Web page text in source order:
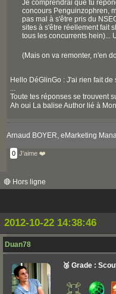
Je comprendrai que tu
concours Penguinzophren,
pas mal à s'être pris du
sites à s'être réellement fait
tous les concurrents hein)...
(Mais on va remonter, n'en
Hello DéGlinGo : J'ai rien fait
...
Toute tes réponses se trouvent
Ah oui La balise Author lié à
Arnaud BOYER, eMarketing
0 J'aime ❤️
🔴 Hors ligne
2012-10-22 14:38:46
Duan78
🥉 Grade :